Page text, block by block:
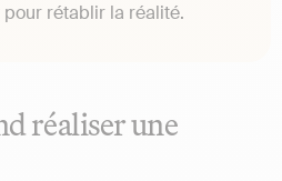
pour rétablir la réalité.
réaliser une